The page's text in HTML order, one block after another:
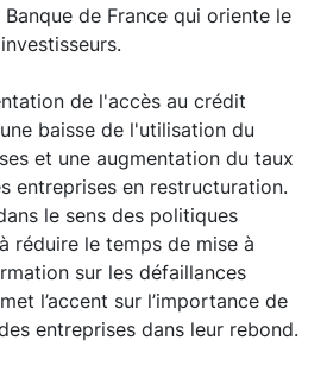
de France qui oriente le
de l'accès au crédit
baisse de l'utilisation du
et une augmentation du taux
entreprises en restructuration.
le sens des politiques
réduire le temps de mise à
sur les défaillances
l’accent sur l’importance de
entreprises dans leur rebond.